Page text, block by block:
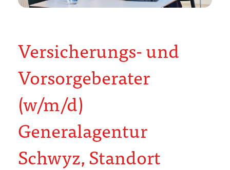
Versicherungs- und
Vorsorgeberater
(w/m/d)
Generalagentur
Schwyz, Standort